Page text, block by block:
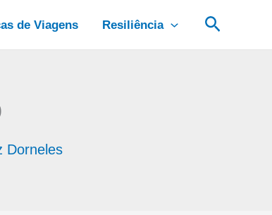
de Viagens Resiliência
Dorneles